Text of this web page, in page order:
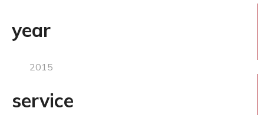
year
2015
service